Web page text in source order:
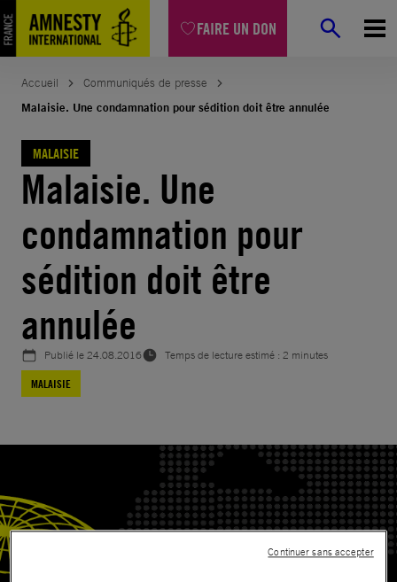
FAIRE UN DON
Aller
au
contenu
Accueil
Communiqués de presse
Malaisie. Une condamnation pour sédition doit être annulée
MALAISIE
Malaisie. Une
condamnation pour
sédition doit être
annulée
Publié le24.08.2016
Temps de lecture estimé : 2 minutes
MALAISIE
Continuer sans accepter